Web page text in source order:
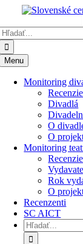
Preskočiť
obsahu
Menu
Monitoring
Recenzie
Divadlá
O
O
Monitoring
Recenzie
Rok
O
Recenzenti
SC AICT
Hľadať: